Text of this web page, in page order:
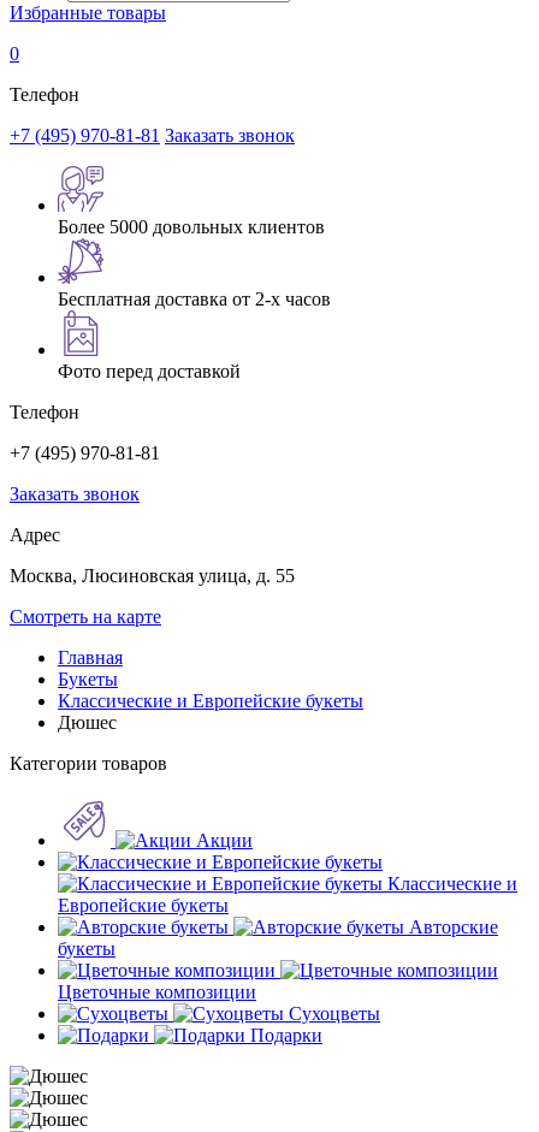
Избранные товары
0
Телефон
+7 (495) 970-81-81 Заказать звонок
Более 5000 довольных клиентов
Бесплатная доставка от 2-х часов
Фото перед доставкой
Телефон
+7 (495) 970-81-81
Заказать звонок
Адрес
Москва, Люсиновская улица, д. 55
Смотреть на карте
Главная
Букеты
Классические и Европейские букеты
Дюшес
Категории товаров
Акции
Классические и
Европейские букеты
Авторские
букеты
Цветочные композиции
Сухоцветы
Подарки